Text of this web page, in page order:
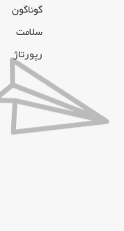
گوناگون
سلامت
رپورتاژ